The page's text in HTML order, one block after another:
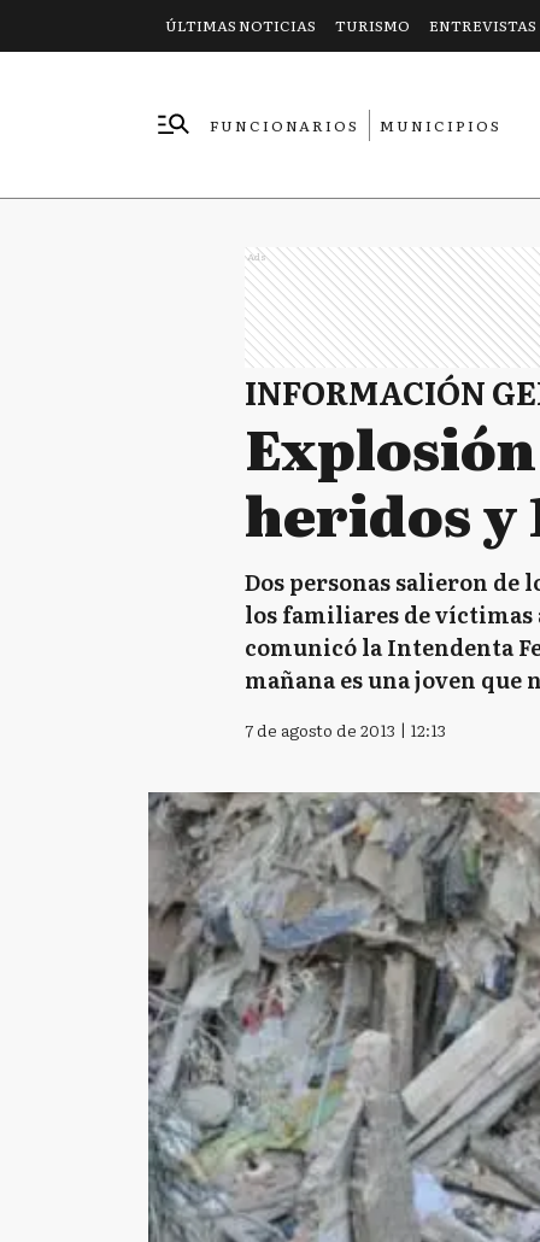
ÚLTIMAS NOTICIAS TURISMO ENTREVISTAS
FUNCIONARIOS
MUNICIPIOS
Ads
INFORMACIÓN
heridos y
Dos personas salieron de
los familiares de víctimas
comunicó la Intendenta
mañana es una joven que
7 de agosto de 2013 | 12:13